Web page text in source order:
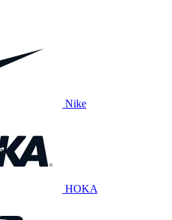
Nike
HOKA